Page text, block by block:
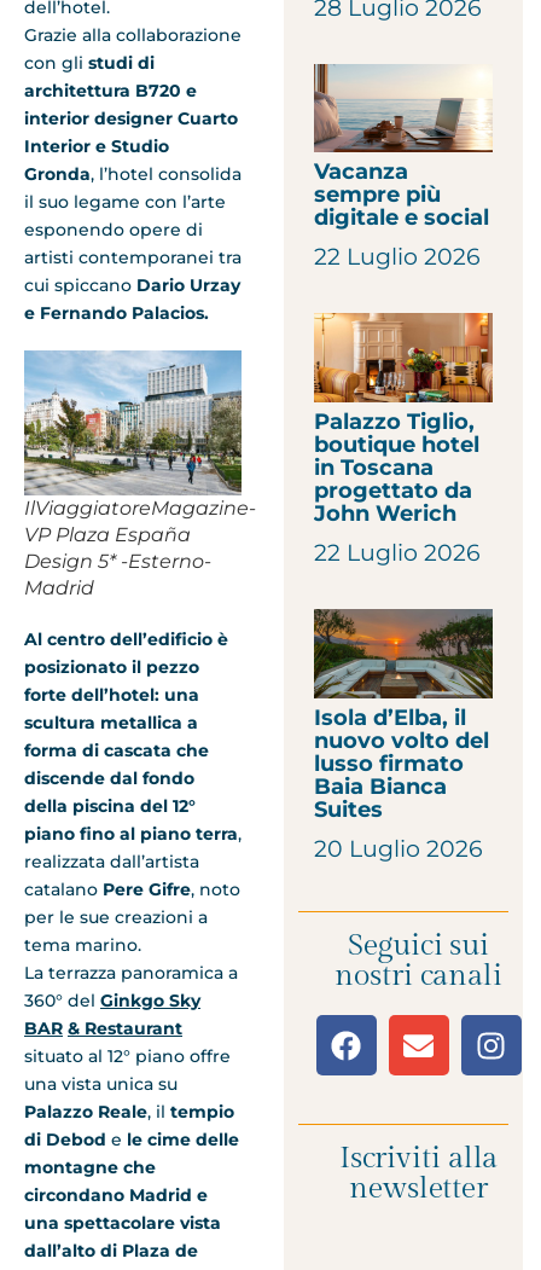
dell’hotel.
Grazie alla collaborazione
con gli studi di
architettura B720 e
interior designer Cuarto
Interior e Studio
Gronda, l’hotel consolida
il suo legame con l’arte
esponendo opere di
artisti contemporanei tra
cui spiccano Dario Urzay
e Fernando Palacios.
IlViaggiatoreMagazine-
VP Plaza España
Design 5* -Esterno-
Madrid
Al centro dell’edificio è
posizionato il pezzo
forte dell’hotel: una
scultura metallica a
forma di cascata che
discende dal fondo
della piscina del 12°
piano fino al piano terra,
realizzata dall’artista
catalano Pere Gifre, noto
per le sue creazioni a
tema marino.
La terrazza panoramica a
360° del Ginkgo Sky
BAR & Restaurant
situato al 12° piano offre
una vista unica su
Palazzo Reale, il tempio
di Debod e le cime delle
montagne che
circondano Madrid e
una spettacolare vista
dall’alto di Plaza de
28 Luglio 2026
Vacanza
sempre più
digitale e social
22 Luglio 2026
Palazzo Tiglio,
boutique hotel
in Toscana
progettato da
John Werich
22 Luglio 2026
Isola d’Elba, il
nuovo volto del
lusso firmato
Baia Bianca
Suites
20 Luglio 2026
Seguici sui
nostri canali
Iscriviti alla
newsletter